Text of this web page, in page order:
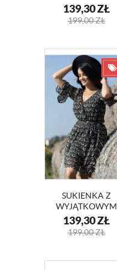
WZOREM TINA
KM345-1
139,30ZŁ
199,00ZŁ
SUKIENKA Z
WYJĄTKOWYM
PRINTEM TINA
KM345
139,30ZŁ
199,00ZŁ